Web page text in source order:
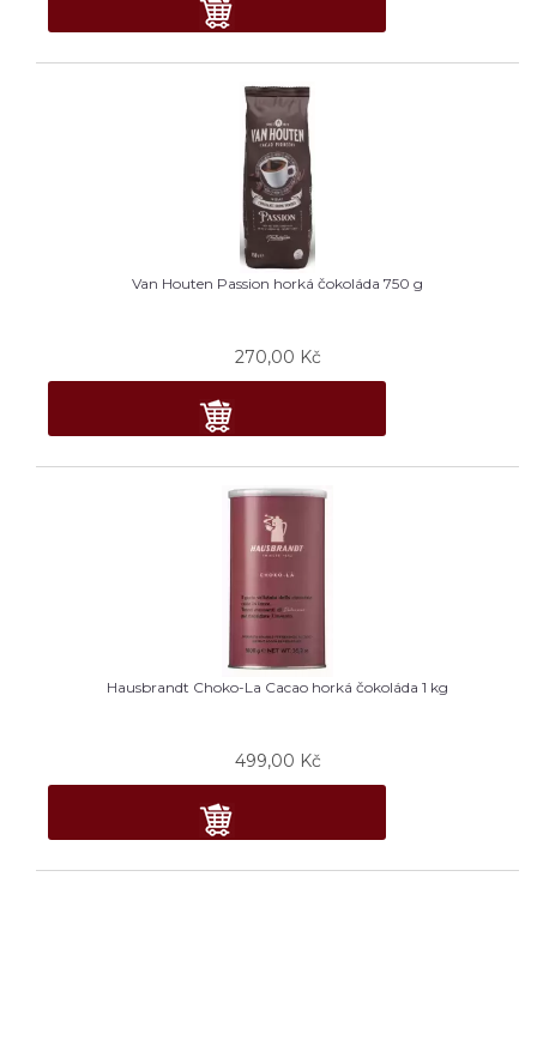
Van Houten Passion horká čokoláda 750 g
270,00 Kč
Hausbrandt Choko-La Cacao horká čokoláda 1 kg
499,00 Kč